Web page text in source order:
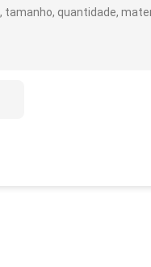
quantidade,